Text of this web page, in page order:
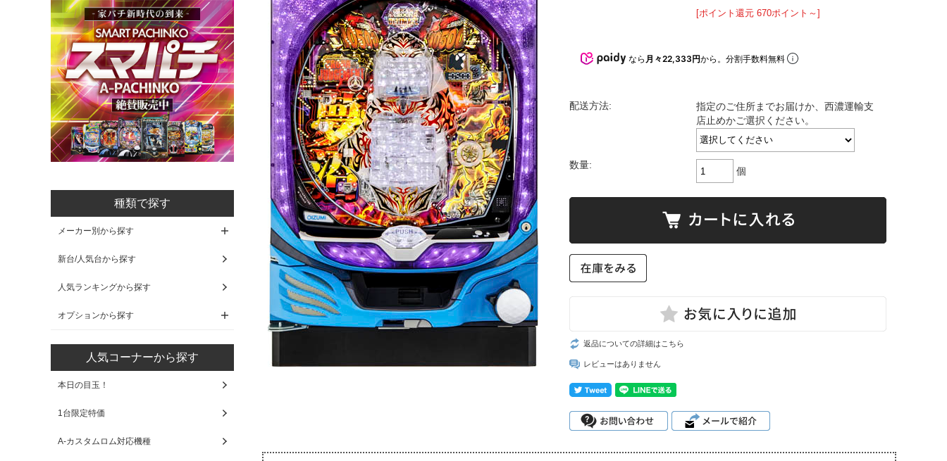
[ポイント還元 670ポイント～]
なら 月々22,333円から。分割手数料無料
配送方法:
指定のご住所までお届けか、西濃運輸支
店止めかご選択ください。
数量:
個
返品についての詳細はこちら
レビューはありません
種類で探す
メーカー別から探す
新台/人気台から探す
人気ランキングから探す
オプションから探す
人気コーナーから探す
本日の目玉！
1台限定特価
A-カスタムロム対応機種